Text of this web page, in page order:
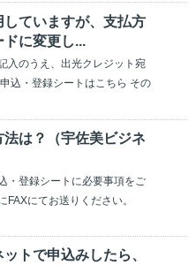
ていますが、支払方
に変更し...
入のうえ、出光クレジット宛
込・登録シートはこちら その
は？（宇佐美ビジネ
・登録シートに必要事項をご
にてお送りください。
トで申込みしたら、